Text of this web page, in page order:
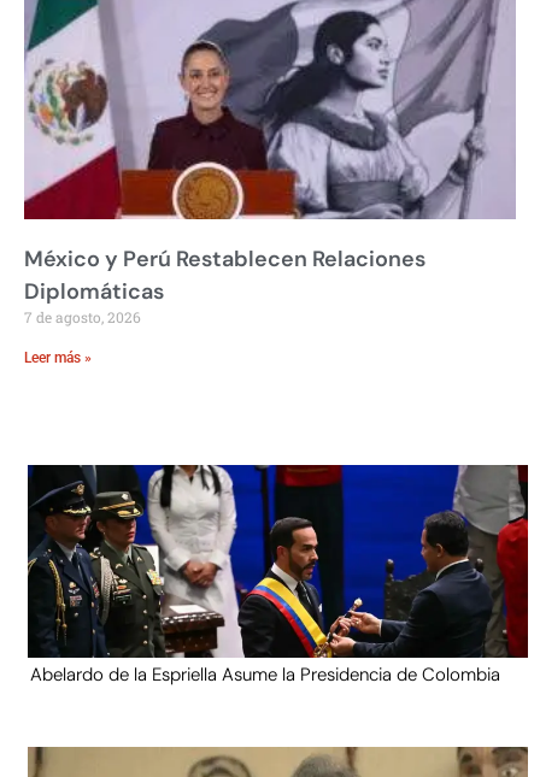
México y Perú Restablecen Relaciones
Diplomáticas
7 de agosto, 2026
Leer más »
Abelardo de la Espriella Asume la Presidencia de Colombia